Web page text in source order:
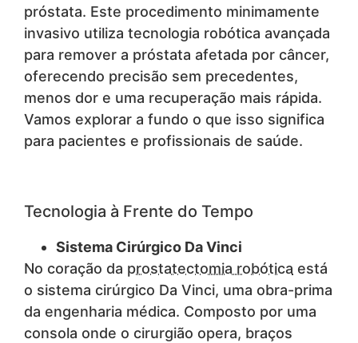
próstata. Este procedimento minimamente
invasivo utiliza tecnologia robótica avançada
para remover a próstata afetada por câncer,
oferecendo precisão sem precedentes,
menos dor e uma recuperação mais rápida.
Vamos explorar a fundo o que isso significa
para pacientes e profissionais de saúde.
Tecnologia à Frente do Tempo
Sistema Cirúrgico Da Vinci
No coração da prostatectomia robótica está
o sistema cirúrgico Da Vinci, uma obra-prima
da engenharia médica. Composto por uma
consola onde o cirurgião opera, braços